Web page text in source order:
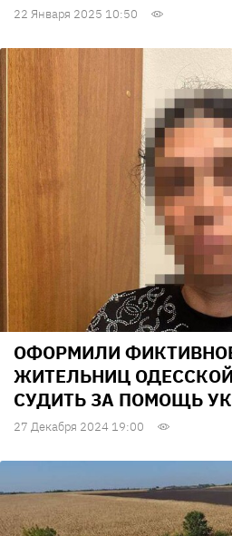
22 Января 2025 10:50
ОФОРМИЛИ
ЖИТЕЛЬНИЦ
СУДИТЬ ЗА ПОМОЩЬ
27 Декабря 2024 19:00